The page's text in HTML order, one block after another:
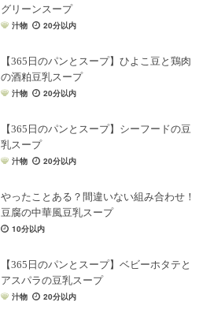
グリーンスープ
汁物 20分以内
【365日のパンとスープ】ひよこ豆と鶏肉
の酒粕豆乳スープ
汁物 20分以内
【365日のパンとスープ】シーフードの豆
乳スープ
汁物 20分以内
やったことある？間違いない組み合わせ！
豆腐の中華風豆乳スープ
10分以内
【365日のパンとスープ】ベビーホタテと
アスパラの豆乳スープ
汁物 20分以内